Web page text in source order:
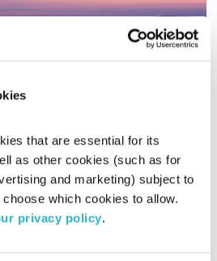
that are essential for its
as other cookies (such as for
and marketing) subject to
which cookies to allow.
privacy policy.
מחזירה אור – 28.11.24
מחזירה אור
אליוט
28.11.24
01:59:12